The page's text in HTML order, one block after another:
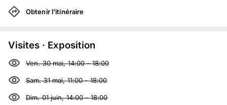
Obtenir l'itinéraire
Visites · Exposition
Ven. 30 mai, 14:00-18:00
Sam. 31 mai, 11:00-18:00
Dim. 01 juin, 14:00-18:00